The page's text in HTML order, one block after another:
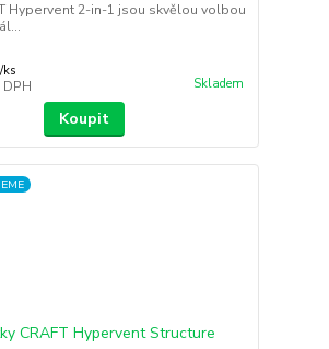
Hypervent 2-in-1 jsou skvělou volbou
/ks
Skladem
Koupit